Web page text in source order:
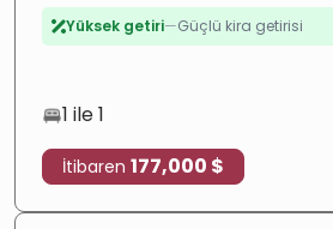
Yüksek getiri—Güçlü kira getirisi
Vatandaşlık—Vatandaşlığa uygun
1 ile 1
İtibaren 177,000 $